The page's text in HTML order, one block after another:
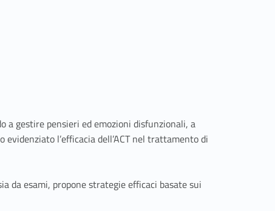
a gestire pensieri ed emozioni disfunzionali, a
l’efficacia dell’ACT nel trattamento di
da esami, propone strategie efficaci basate sui